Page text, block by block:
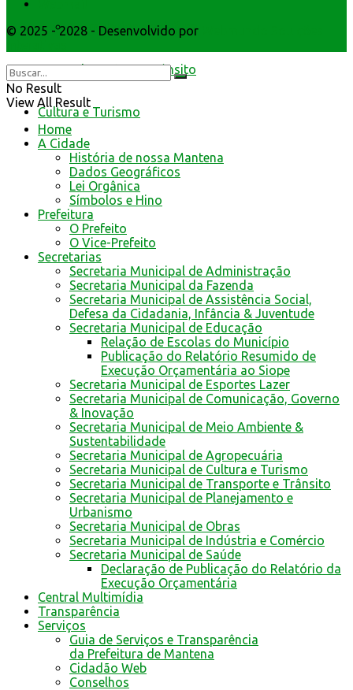
Formulários de defesa
Educação no Trânsito
Cultura e Turismo
© 2025 - 2028 - Desenvolvido por
No Result
View All Result
Home
A Cidade
História de nossa Mantena
Dados Geográficos
Lei Orgânica
Símbolos e Hino
Prefeitura
O Prefeito
O Vice-Prefeito
Secretarias
Secretaria Municipal de Administração
Secretaria Municipal da Fazenda
Secretaria Municipal de Assistência Social,
Defesa da Cidadania, Infância & Juventude
Secretaria Municipal de Educação
Relação de Escolas do Município
Publicação do Relatório Resumido de
Execução Orçamentária ao Siope
Secretaria Municipal de Esportes Lazer
Secretaria Municipal de Comunicação, Governo
& Inovação
Secretaria Municipal de Meio Ambiente &
Sustentabilidade
Secretaria Municipal de Agropecuária
Secretaria Municipal de Cultura e Turismo
Secretaria Municipal de Transporte e Trânsito
Secretaria Municipal de Planejamento e
Urbanismo
Secretaria Municipal de Obras
Secretaria Municipal de Indústria e Comércio
Secretaria Municipal de Saúde
Declaração de Publicação do Relatório da
Execução Orçamentária
Central Multimídia
Transparência
Serviços
Guia de Serviços e Transparência
da Prefeitura de Mantena
Cidadão Web
Conselhos